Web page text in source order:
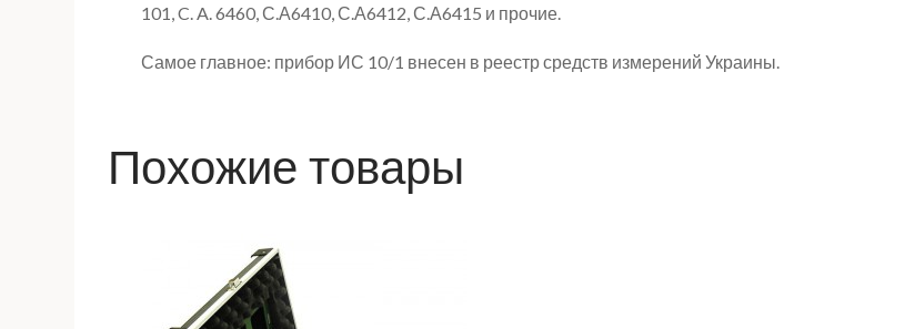
101, C. A. 6460, С.А6410, С.А6412, С.А6415 и прочие.
Самое главное: прибор ИС 10/1 внесен в реестр средств измерений Украины.
Похожие товары